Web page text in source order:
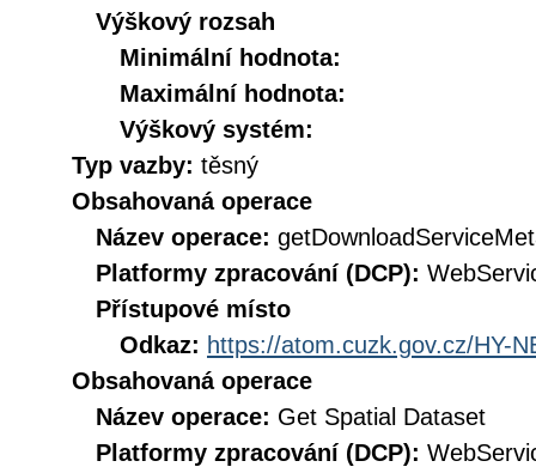
Výškový rozsah
Minimální hodnota:
Maximální hodnota:
Výškový systém:
Typ vazby: těsný
Obsahovaná operace
Název operace:
Platformy zpracování (DCP):
Přístupové místo
Odkaz: https://atom.cuzk.gov.cz/HY-
Obsahovaná operace
Název operace: Get Spatial Dataset
Platformy zpracování (DCP):